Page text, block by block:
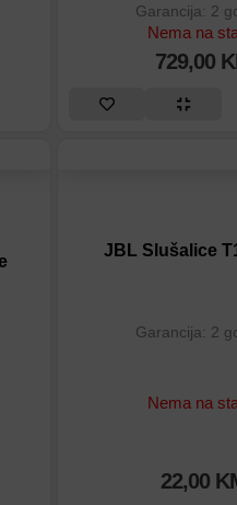
Garancija: 2
Nema na
729,00
JBL Slušalice
Garancija: 2
Nema na
22,00